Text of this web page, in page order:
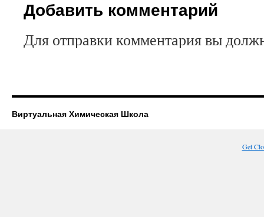
Добавить комментарий
Для отправки комментария вы
Виртуальная Химическая Школа
Get